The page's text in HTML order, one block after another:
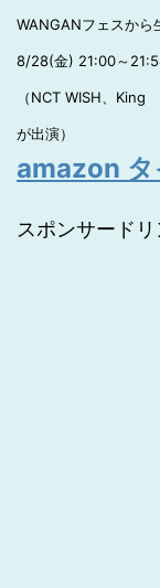
WANGANフェスから
8/28(金) 21:00～
（NCT WISH、
が出演）
amazon
スポンサードリ